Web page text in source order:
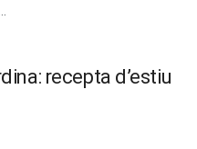
recepta d’estiu